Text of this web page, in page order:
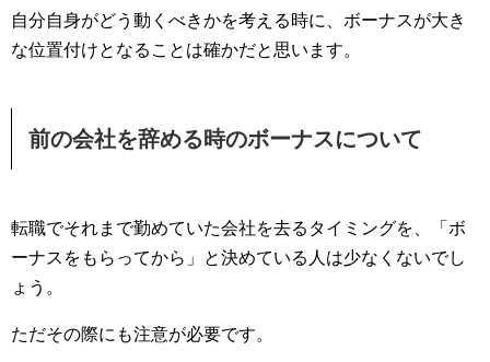
自分自身がどう動くべきかを考える時に、ボーナスが大き
な位置付けとなることは確かだと思います。
前の会社を辞める時のボーナスについて
転職でそれまで勤めていた会社を去るタイミングを、「ボ
ーナスをもらってから」と決めている人は少なくないでし
ょう。
ただその際にも注意が必要です。